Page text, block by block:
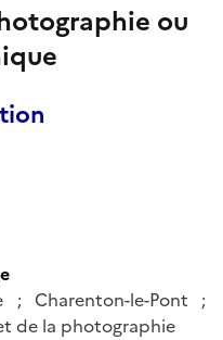
ou
; Charenton-le-Pont ;
de la photographie